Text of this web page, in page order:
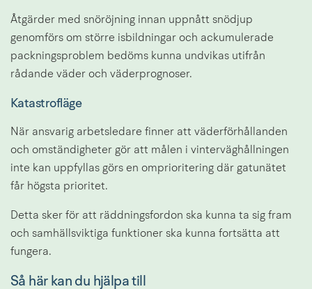
Åtgärder med snöröjning innan uppnått snödjup
genomförs om större isbildningar och ackumulerade
packningsproblem bedöms kunna undvikas utifrån
rådande väder och väderprognoser.
Katastrofläge
När ansvarig arbetsledare finner att väderförhållanden
och omständigheter gör att målen i vinterväghållningen
inte kan uppfyllas görs en omprioritering där gatunätet
får högsta prioritet.
Detta sker för att räddningsfordon ska kunna ta sig fram
och samhällsviktiga funktioner ska kunna fortsätta att
fungera.
Så här kan du hjälpa till